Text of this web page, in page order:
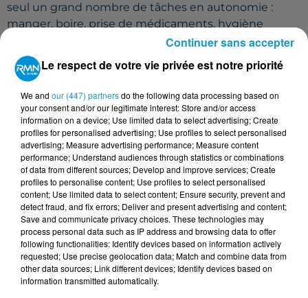
seul un grand nombre de tâches en autonomie :
manger, boire, prise de médicaments, hygiène
personnelle, loisirs, travail ou encore sécurité
personnelle.
Ce bras est un bijou de technologie et d'innovation
qui a un coût élevé : 65000€.
L'association "La Main Tendue 56" a été créée pour
porter le projet d'Antoine Le Pioufle. Cette
association a également vocation à soutenir les
projets d'autres personnes en situation de handicap
dans le Morbihan.
Le samedi 18 mai à 20h30 aura lieu au palais des
congrès de Pontivy une soirée d'improvisation
animée par le collectif local la Clique du Clic.
Pour aider Antoine Le Pioufle, vous pouvez faire un
don encliquant ici.
Le respect de votre vie privée est notre priorité
We and our (447) partnersdo the following data processing based on
your consent and/or our legitimate interest: Store and/or access
information on a device; Use limited data to select advertising; Create
profiles for personalised advertising; Use profiles to select personalised
advertising; Measure advertising performance; Measure content
performance; Understand audiences through statistics or combinations
of data from different sources; Develop and improve services; Create
profiles to personalise content; Use profiles to select personalised
content; Use limited data to select content; Ensure security, prevent and
detect fraud, and fix errors; Deliver and present advertising and content;
Save and communicate privacy choices. These technologies may
process personal data such as IP address and browsing data to offer
following functionalities: Identify devices based on information actively
requested; Use precise geolocation data; Match and combine data from
other data sources; Link different devices; Identify devices based on
information transmitted automatically.
Continuer sans accepter